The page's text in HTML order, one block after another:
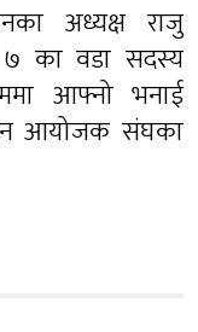
अध्यक्ष राजु
७ का वडा सदस्य
आफ्नो भनाई
आयोजक संघका